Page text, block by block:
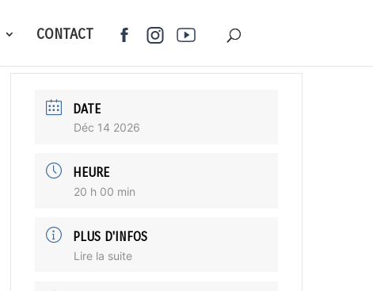
CONTACT
DATE
Déc 14 2026
HEURE
20 h 00 min
PLUS D'INFOS
Lire la suite